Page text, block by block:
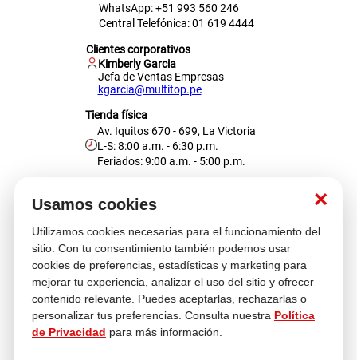
×
Usamos cookies
Utilizamos cookies necesarias para el funcionamiento del
sitio. Con tu consentimiento también podemos usar
cookies de preferencias, estadísticas y marketing para
mejorar tu experiencia, analizar el uso del sitio y ofrecer
contenido relevante. Puedes aceptarlas, rechazarlas o
personalizar tus preferencias. Consulta nuestra Política
de Privacidad para más información.
WhatsApp: +51 993 560 246
Central Telefónica: 01 619 4444
Clientes corporativos
Kimberly Garcia
Jefa de Ventas Empresas
kgarcia@multitop.pe
Tienda física
Av. Iquitos 670 - 699, La Victoria
L-S: 8:00 a.m. - 6:30 p.m.
Feriados: 9:00 a.m. - 5:00 p.m.
Atención al cliente
Descubre más